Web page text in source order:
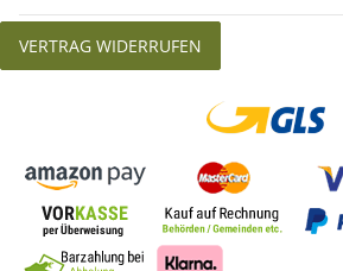
VERTRAG WIDERRUFEN